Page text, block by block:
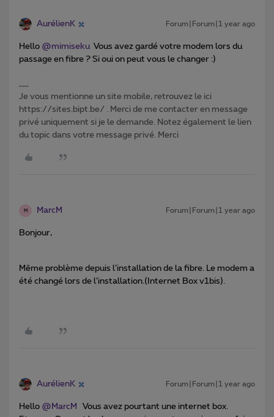
AurélienK Forum|Forum|1 year ago
Hello ​ @mimisekuVous avez gardé votre modem lors du
passage en fibre ? Si oui on peut vous le changer :)
Je vous mentionne un site mobile, retrouvez le ici
https://sites.bipt.be/ . Merci de me contacter en message
privé uniquement si je le demande. Notez également le lien
du topic dans votre message privé. Merci
M MarcM Forum|Forum|1 year ago
Bonjour,
Même problème depuis l’installation de la fibre. Le modem a
été changé lors de l’installation.(Internet Box v1bis).
AurélienK Forum|Forum|1 year ago
Hello ​ @MarcM
Vous avez pourtant une internet box.